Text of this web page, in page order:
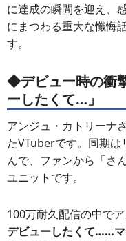
に達成の瞬間を迎え、
にまつわる重大な懺悔
す。
◆デビュー時の衝
ーしたくて…」
アンジュ・カトリーナ
たVTuberです。同期は
んで、ファンから「さ
ユニットです。
100万耐久配信の中でア
デビューしたくて……